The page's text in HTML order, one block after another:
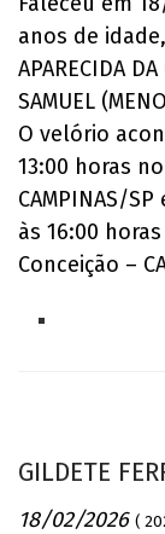
anos de
APARECIDA
SAMUEL
O velório
13:00 horas
CAMPINAS/
às 16:00
Conceição –
GILDETE
18/02/2026 (